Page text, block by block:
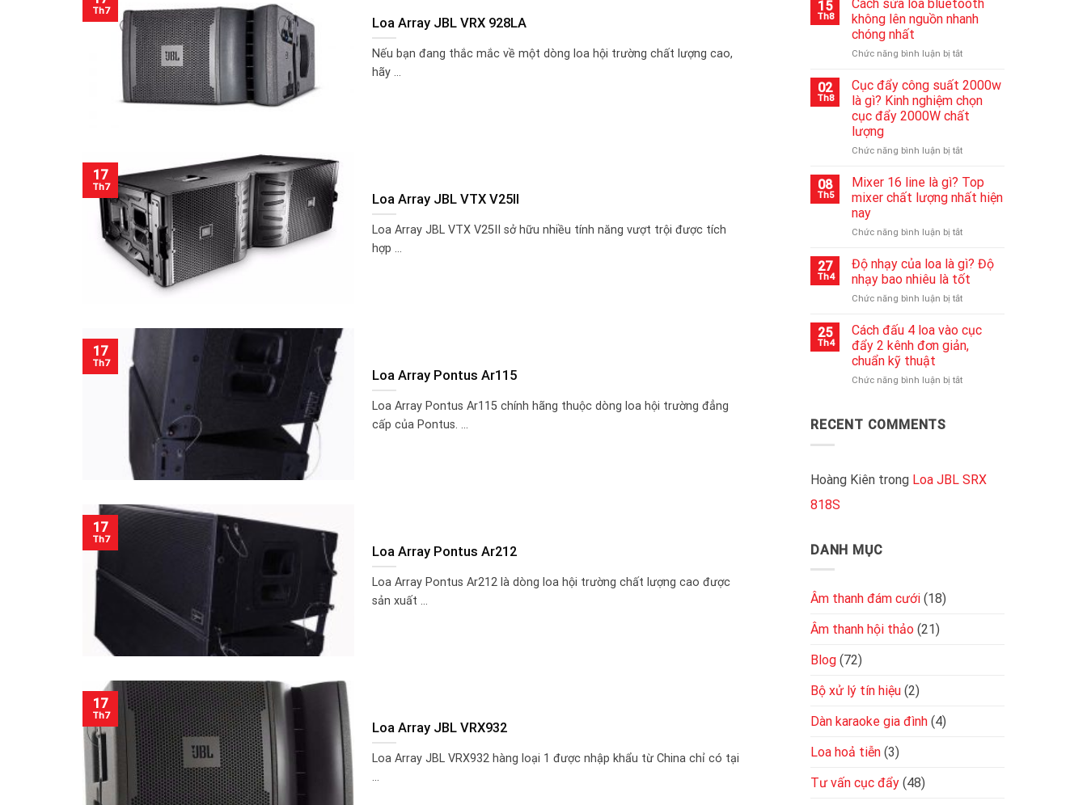
Loa Array JBL VRX 928LA
Nếu bạn đang thắc mắc về một dòng loa hội trường chất lượng cao,
hãy ...
Th7
Loa Array JBL VTX V25II
Loa Array JBL VTX V25II sở hữu nhiều tính năng vượt trội được tích
hợp ...
17
Th7
Loa Array Pontus Ar115
Loa Array Pontus Ar115 chính hãng thuộc dòng loa hội trường đẳng
cấp của Pontus. ...
17
Th7
Loa Array Pontus Ar212
Loa Array Pontus Ar212 là dòng loa hội trường chất lượng cao được
sản xuất ...
17
Th7
Loa Array JBL VRX932
Loa Array JBL VRX932 hàng loại 1 được nhập khẩu từ China chỉ có tại
...
17
Th7
15
Th8
Cách sửa loa bluetooth
không lên nguồn nhanh
chóng nhất
Chức năng bình luận bị tắtở
sửa
loa
bluetooth
không
nguồn
chóng
nhất
02
Th8
Cục đẩy công suất 2000w
là gì? Kinh nghiệm chọn
cục đẩy 2000W chất
lượng
Chức năng bình luận bị tắtở
đẩy
công
suất
là
Kinh
nghiệm
cục
2000W
chất
08
Th5
Mixer 16 line là gì? Top
mixer chất lượng nhất hiện
nay
Chức năng bình luận bị tắtở
16
line
là
gì?
mixer
chất
hiện
27
Th4
Độ nhạy của loa là gì? Độ
nhạy bao nhiêu là tốt
Chức năng bình luận bị tắtở
nhạy
của
loa
gì?
25
Th4
Cách đấu 4 loa vào cục
đẩy 2 kênh đơn giản,
chuẩn kỹ thuật
Chức năng bình luận bị tắtở
đẩy
RECENT COMMENTS
Hoàng Kiên trong Loa JBL SRX
818S
DANH MỤC
Âm thanh đám cưới (18)
Âm thanh hội thảo (21)
Blog (72)
Bộ xử lý tín hiệu (2)
Dàn karaoke gia đình (4)
Loa hoả tiễn (3)
Tư vấn cục đẩy (48)